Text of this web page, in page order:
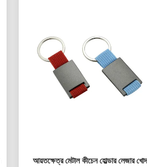
আয়তক্ষেত্র মেটাল কীচেন হোল্ডার লেজার